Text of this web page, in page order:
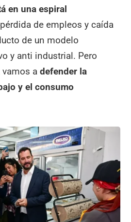
en una espiral
de empleos y caída
de un modelo
y anti industrial. Pero
a defender la
y el consumo